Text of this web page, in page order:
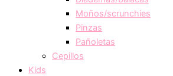
Moños/scrunchies
Pinzas
Pañoletas
Cepillos
Kids